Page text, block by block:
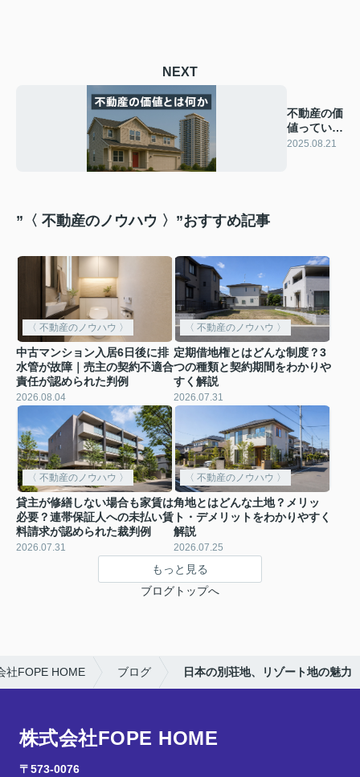
NEXT
不動産の価
値っていっ
たいなに？
2025.08.21
”〈 不動産のノウハウ 〉”おすすめ記事
〈 不動産のノウハウ 〉
中古マンション入居6日後に排
水管が故障｜売主の契約不適合
責任が認められた判例
2026.08.04
〈 不動産のノウハウ 〉
定期借地権とはどんな制度？3
つの種類と契約期間をわかりや
すく解説
2026.07.31
〈 不動産のノウハウ 〉
貸主が修繕しない場合も家賃は
必要？連帯保証人への未払い賃
料請求が認められた裁判例
2026.07.31
〈 不動産のノウハウ 〉
角地とはどんな土地？メリッ
ト・デメリットをわかりやすく
解説
2026.07.25
もっと見る
ブログトップへ
社FOPE HOME ブログ 日本の別荘地、リゾート地の魅力
株式会社FOPE HOME
〒573-0076